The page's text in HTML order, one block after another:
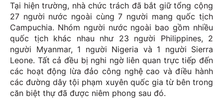
Tại hiện trường, nhà chức trách đã bắt giữ tổng cộng
27 người nước ngoài cùng 7 người mang quốc tịch
Campuchia. Nhóm người nước ngoài bao gồm nhiều
quốc tịch khác nhau như 23 người Philippines, 2
người Myanmar, 1 người Nigeria và 1 người Sierra
Leone. Tất cả đều bị nghi ngờ liên quan trực tiếp đến
các hoạt động lừa đảo công nghệ cao và điều hành
các đường dây tội phạm xuyên quốc gia từ bên trong
căn biệt thự đã được niêm phong sau đó.